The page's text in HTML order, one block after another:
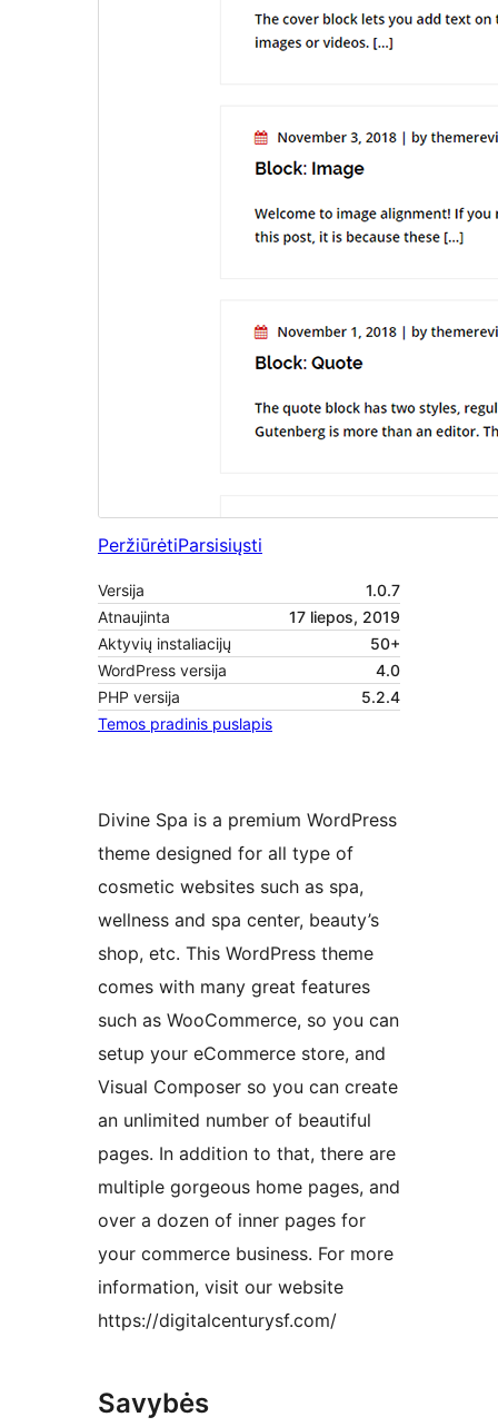
PeržiūrėtiParsisiųsti
Versija
1.0.7
Atnaujinta
17 liepos, 2019
Aktyvių instaliacijų
50+
WordPress versija
4.0
PHP versija
5.2.4
Temos pradinis puslapis
Divine Spa is a premium WordPress
theme designed for all type of
cosmetic websites such as spa,
wellness and spa center, beauty’s
shop, etc. This WordPress theme
comes with many great features
such as WooCommerce, so you can
setup your eCommerce store, and
Visual Composer so you can create
an unlimited number of beautiful
pages. In addition to that, there are
multiple gorgeous home pages, and
over a dozen of inner pages for
your commerce business. For more
information, visit our website
https://digitalcenturysf.com/
Savybės